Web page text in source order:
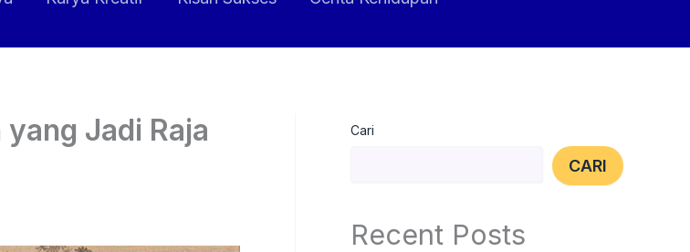
Jadi Raja
Cari
CARI
Recent Posts